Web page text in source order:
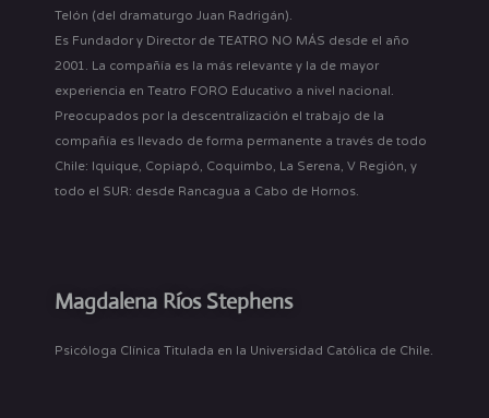
Telón (del dramaturgo Juan Radrigán).
Es Fundador y Director de TEATRO NO MÁS desde el año
2001. La compañía es la más relevante y la de mayor
experiencia en Teatro FORO Educativo a nivel nacional.
Preocupados por la descentralización el trabajo de la
compañía es llevado de forma permanente a través de todo
Chile: Iquique, Copiapó, Coquimbo, La Serena, V Región, y
todo el SUR: desde Rancagua a Cabo de Hornos.
Magdalena Ríos Stephens
Psicóloga Clínica Titulada en la Universidad Católica de Chile.